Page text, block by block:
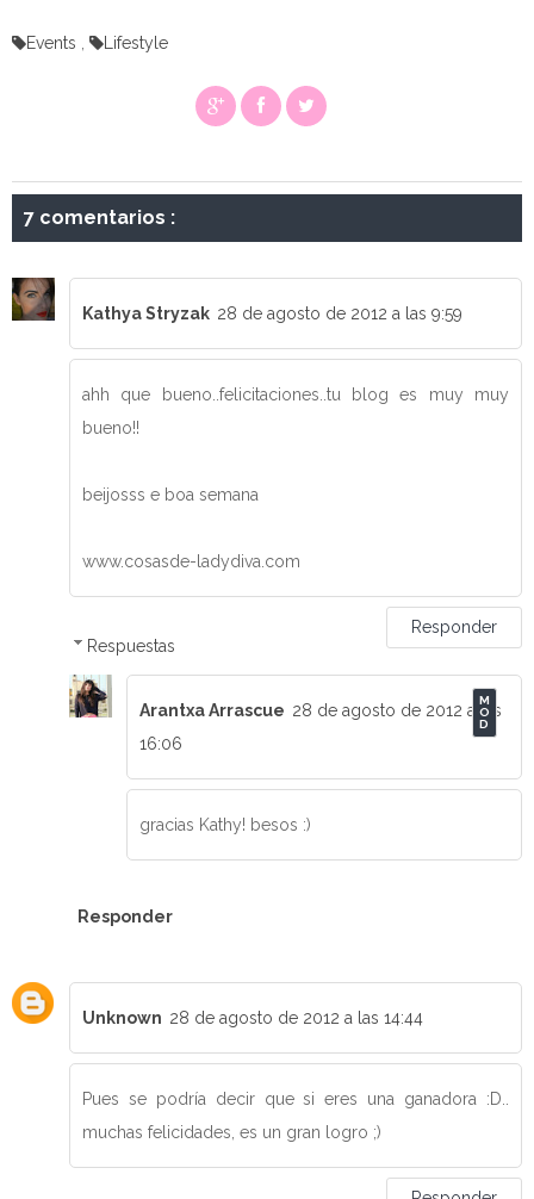
Events Lifestyle
7 comentarios :
Kathya Stryzak 28 de agosto de 2012 a las 9:59
ahh que bueno..felicitaciones..tu blog es muy muy
bueno!!
beijosss e boa semana
www.cosasde-ladydiva.com
Responder
Respuestas
Arantxa Arrascue 28 de agosto de 2012 a las
16:06
gracias Kathy! besos :)
Responder
Unknown 28 de agosto de 2012 a las 14:44
Pues se podría decir que si eres una ganadora :D..
muchas felicidades, es un gran logro ;)